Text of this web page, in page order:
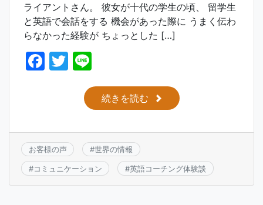
ライアントさん。 彼女が十代の学生の頃、 留学生
と英語で会話をする 機会があった際に うまく伝わ
らなかった経験が ちょっとした […]
F
b
o
o
k
T
itt
e続きを読む
お客様の声 #世界の情報
#コミュニケーション #英語コーチング体験談